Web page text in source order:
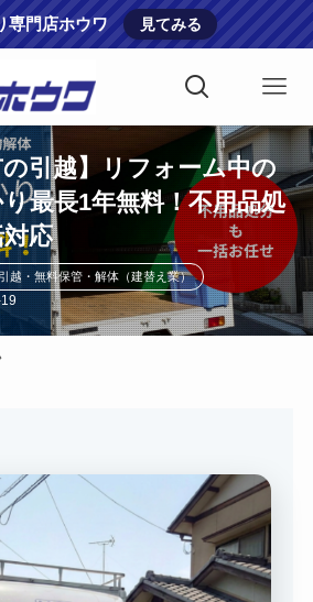
専門店ホウワ 見てみる
引越】リフォーム中の
最長1年無料！不用品処
応
越・無料保管・解体（建替え業）